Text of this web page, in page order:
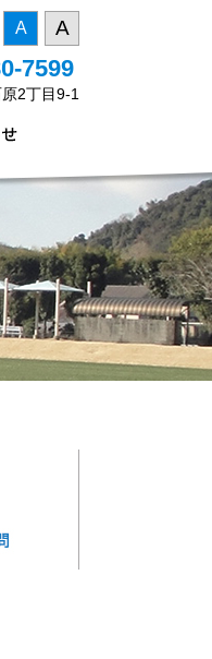
A A
7599
2丁目9-1